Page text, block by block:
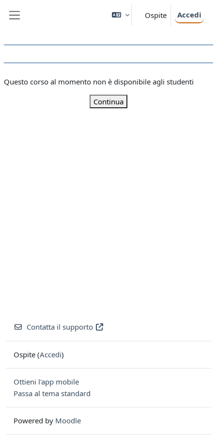
Ospite Accedi
Questo corso al momento non è disponibile agli studenti
Continua
Contatta il supporto
Ospite (Accedi)
Ottieni l'app mobile
Passa al tema standard
Powered by Moodle